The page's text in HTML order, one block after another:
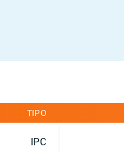
TIPO
IPC